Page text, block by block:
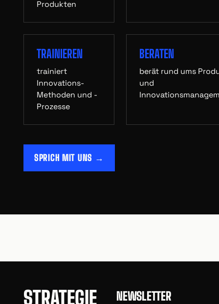
Produkten
TRAINIEREN
trainiert
Innovations-
Methoden und -
Prozesse
BERATEN
berät rund ums
und
SPRICH MIT UNS →
STRATEGIE NEWSLETTER